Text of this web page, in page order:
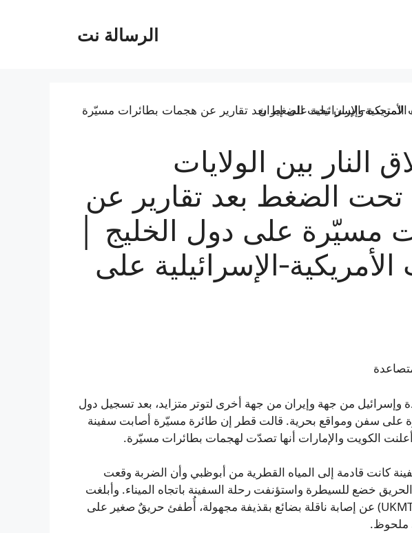
الرسالة نت
النار بين الولايات
تحت الضغط بعد تقارير عن
مسيّرة على دول الخليج │
على
وإسرائيل من جهة وإيران من جهة أخرى لتوتر متزايد، بعد تسجيل دول
على سفن ومواقع بحرية. قالت قطر إن طائرة مسيّرة أصابت سفينة
الكويت والإمارات أنها تصدّت لهجمات بطائرات مسيّرة.
كانت قادمة إلى المياه القطرية من أبوظبي وأن الضربة وقعت
خضع للسيطرة واستؤنفت رحلة السفينة باتجاه الميناء. وأبلغت
عمليات الملاحة البحرية البريطانية (UKMTO) عن إصابة ناقلة بضائع بقذيفة مجهولة، أُطفئ حريقٌ صغير على
ملحوظ.